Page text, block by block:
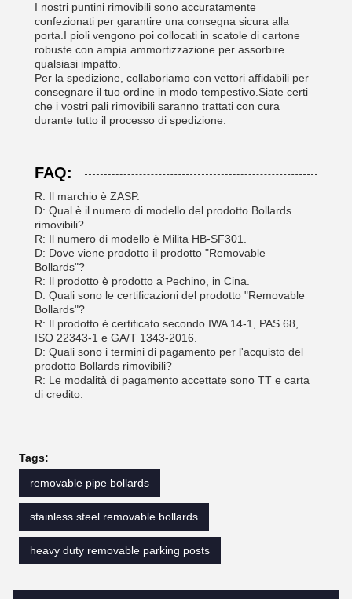
I nostri puntini rimovibili sono accuratamente
confezionati per garantire una consegna sicura alla
porta.I pioli vengono poi collocati in scatole di cartone
robuste con ampia ammortizzazione per assorbire
qualsiasi impatto.
Per la spedizione, collaboriamo con vettori affidabili per
consegnare il tuo ordine in modo tempestivo.Siate certi
che i vostri pali rimovibili saranno trattati con cura
durante tutto il processo di spedizione.
FAQ:
R: Il marchio è ZASP.
D: Qual è il numero di modello del prodotto Bollards
rimovibili?
R: Il numero di modello è Milita HB-SF301.
D: Dove viene prodotto il prodotto "Removable
Bollards"?
R: Il prodotto è prodotto a Pechino, in Cina.
D: Quali sono le certificazioni del prodotto "Removable
Bollards"?
R: Il prodotto è certificato secondo IWA 14-1, PAS 68,
ISO 22343-1 e GA/T 1343-2016.
D: Quali sono i termini di pagamento per l'acquisto del
prodotto Bollards rimovibili?
R: Le modalità di pagamento accettate sono TT e carta
di credito.
Tags:
removable pipe bollards
stainless steel removable bollards
heavy duty removable parking posts